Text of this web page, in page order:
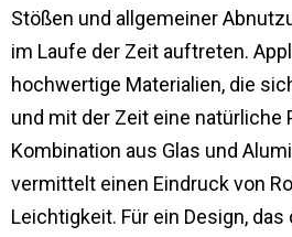
Stößen und allgemeiner
im Laufe der Zeit auftreten.
hochwertige Materialien, die
und mit der Zeit eine natürliche
Kombination aus Glas und
vermittelt einen Eindruck von
Leichtigkeit. Für ein Design,